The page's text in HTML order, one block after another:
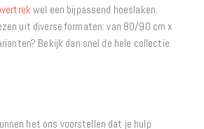
wel een bijpassend hoeslaken.
uit diverse formaten: van 80/90 cm x
Bekijk dan snel de hele collectie
het ons voorstellen dat je hulp